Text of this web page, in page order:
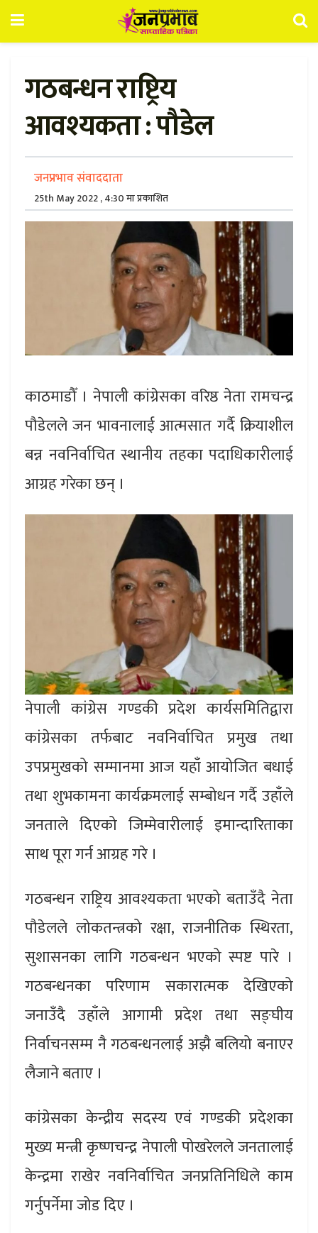
गठबन्धन राष्ट्रिय
आवश्यकता : पौडेल
जनप्रभाव संवाददाता
25th May 2022 , 4:30 मा प्रकाशित
काठमाडौँ । नेपाली कांग्रेसका वरिष्ठ नेता रामचन्द्र
पौडेलले जन भावनालाई आत्मसात गर्दै क्रियाशील
बन्न नवनिर्वाचित स्थानीय तहका पदाधिकारीलाई
आग्रह गरेका छन् ।
नेपाली कांग्रेस गण्डकी प्रदेश कार्यसमितिद्वारा
कांग्रेसका तर्फबाट नवनिर्वाचित प्रमुख तथा
उपप्रमुखको सम्मानमा आज यहाँ आयोजित बधाई
तथा शुभकामना कार्यक्रमलाई सम्बोधन गर्दै उहाँले
जनताले दिएको जिम्मेवारीलाई इमान्दारिताका
साथ पूरा गर्न आग्रह गरे ।
गठबन्धन राष्ट्रिय आवश्यकता भएको बताउँदै नेता
पौडेलले लोकतन्त्रको रक्षा, राजनीतिक स्थिरता,
सुशासनका लागि गठबन्धन भएको स्पष्ट पारे ।
गठबन्धनका परिणाम सकारात्मक देखिएको
जनाउँदै उहाँले आगामी प्रदेश तथा सङ्घीय
निर्वाचनसम्म नै गठबन्धनलाई अझै बलियो बनाएर
लैजाने बताए ।
कांग्रेसका केन्द्रीय सदस्य एवं गण्डकी प्रदेशका
मुख्य मन्त्री कृष्णचन्द्र नेपाली पोखरेलले जनतालाई
केन्द्रमा राखेर नवनिर्वाचित जनप्रतिनिधिले काम
गर्नुपर्नेमा जोड दिए ।